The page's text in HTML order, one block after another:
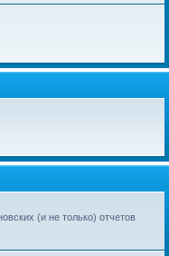
(и не только) отчетов